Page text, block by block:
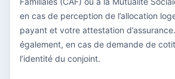
en cas de perception de l’allocation
payant et votre attestation
également, en cas de demande de
l’identité du conjoint.